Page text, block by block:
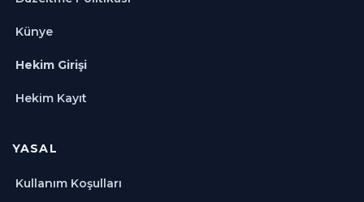
Künye
Hekim Girişi
Hekim Kayıt
YASAL
Kullanım Koşulları